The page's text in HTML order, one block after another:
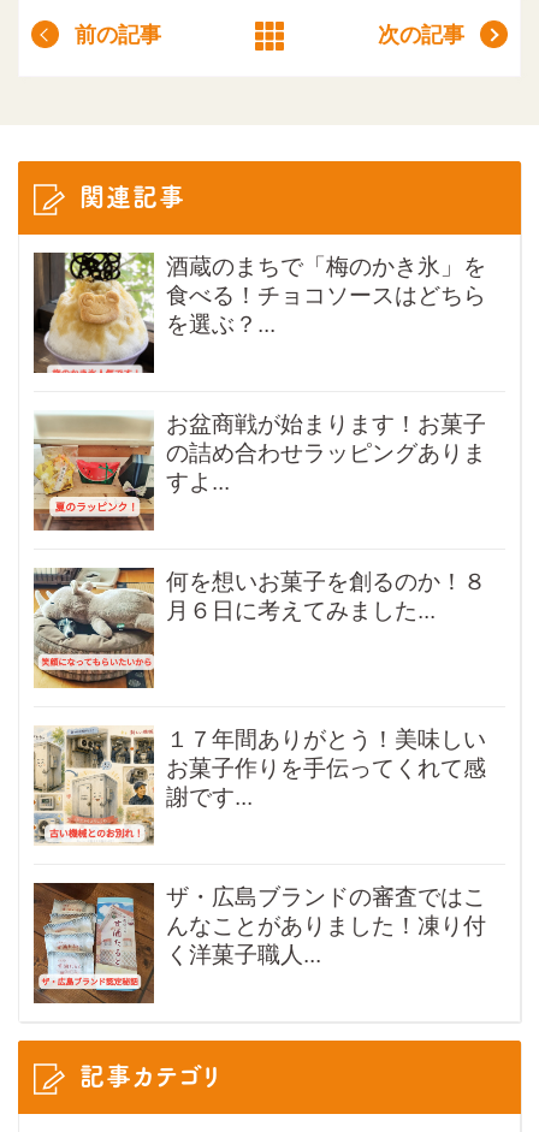
前の記事 次の記事
関連記事
酒蔵のまちで「梅のかき氷」を
食べる！チョコソースはどちら
を選ぶ？...
お盆商戦が始まります！お菓子
の詰め合わせラッピングありま
すよ...
何を想いお菓子を創るのか！８
月６日に考えてみました...
１７年間ありがとう！美味しい
お菓子作りを手伝ってくれて感
謝です...
ザ・広島ブランドの審査ではこ
んなことがありました！凍り付
く洋菓子職人...
記事カテゴリ